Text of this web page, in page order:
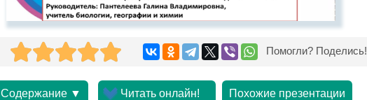
Помогли? Поделись!
Содержание ▼ Читать онлайн! Похожие презентации